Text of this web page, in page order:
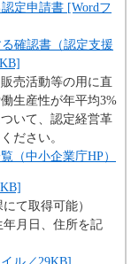
定申請書 [Wordフ
確認書（認定支援
売活動等の用に直
生産性が年平均3%
いて、認定経営革
ださい。
（中小企業庁HP）
て取得可能）
月日、住所を記